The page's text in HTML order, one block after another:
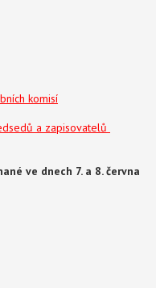
komisí
a zapisovatelů
ve dnech 7. a 8. června